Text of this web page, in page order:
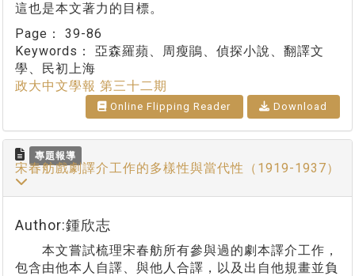
這也是本文著力的目標。
Page： 39-86
Keywords： 亞森羅蘋、周瘦鵑、偵探小說、翻譯文
學、民初上海
政大中文學報 第三十二期
Online Flipping Reader Download
專題報導
宋春舫戲劇譯介工作的多樣性與當代性（1919-1937）
Author:鍾欣志
本文嘗試梳理宋春舫所有參與過的劇本譯介工作，
包含由他本人自譯、與他人合譯，以及出自他規畫並負